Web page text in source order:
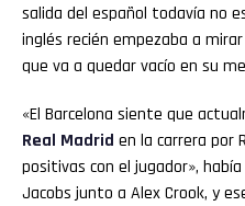
salida del español todavía no
inglés recién empezaba a
que va a quedar vacío en su
«El Barcelona siente que
Real Madrid en la carrera por
positivas con el jugador»,
Jacobs junto a Alex Crook, y